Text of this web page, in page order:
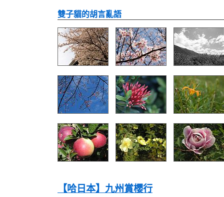
雙子貓的胡言亂語
【哈日本】九州賞櫻行